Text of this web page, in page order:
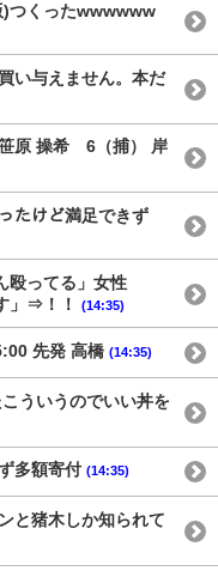
)つくったwwwwww
い与えません。本だ
笹原 操希 6（捕） 岸
たけど満足できず
殴ってる」女性
」⇒！！
(14:35)
先発 高橋 (14:35)
ういうのでいい丼を
多額寄付 (14:35)
と猪木しか知られて